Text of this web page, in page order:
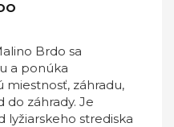
Brdo sa
a ponúka
miestnosť, záhradu,
do záhrady. Je
lyžiarskeho strediska